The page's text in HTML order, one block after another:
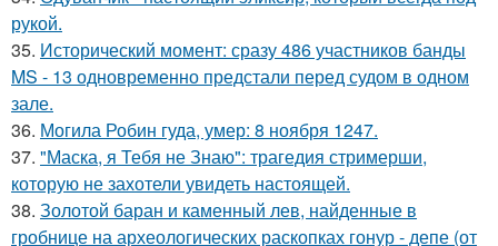
рукой.
35. Исторический момент: сразу 486 участников банды
MS - 13 одновременно предстали перед судом в одном
зале.
36. Могила Робин гуда, умер: 8 ноября 1247.
37. "Маска, я Тебя не Знаю": трагедия стримерши,
которую не захотели увидеть настоящей.
38. Золотой баран и каменный лев, найденные в
гробнице на археологических раскопках гонур - депе (от